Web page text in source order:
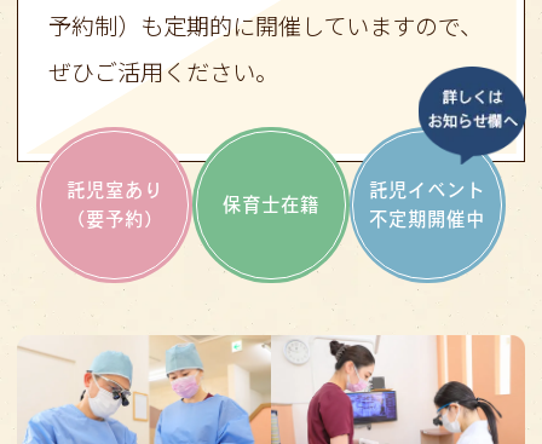
予約制）も定期的に開催していますので、
ぜひご活用ください。
託児室あり
（要予約）
保育士在籍
託児イベント
不定期開催中